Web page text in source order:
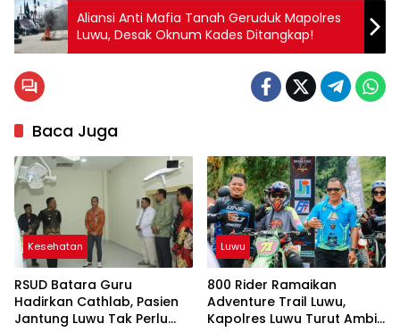
Aliansi Anti Mafia Tanah Geruduk Mapolres
Luwu, Desak Oknum Kades Ditangkap!
Baca Juga
Kesehatan
RSUD Batara Guru
Hadirkan Cathlab, Pasien
Jantung Luwu Tak Perlu
Luwu
800 Rider Ramaikan
Adventure Trail Luwu,
Kapolres Luwu Turut Ambil